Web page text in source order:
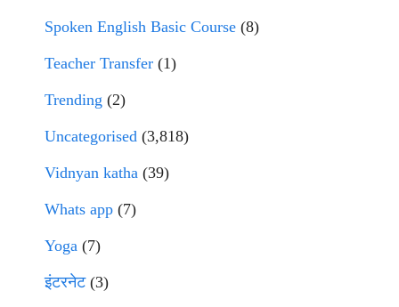
Spoken English Basic Course (8)
Teacher Transfer (1)
Trending (2)
Uncategorised (3,818)
Vidnyan katha (39)
Whats app (7)
Yoga (7)
इंटरनेट(3)